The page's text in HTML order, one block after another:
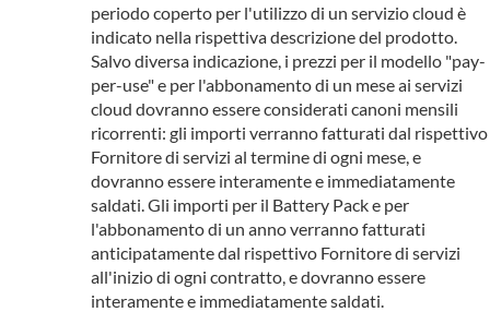
periodo coperto per l'utilizzo di un servizio cloud è
indicato nella rispettiva descrizione del prodotto.
Salvo diversa indicazione, i prezzi per il modello "pay-
per-use" e per l'abbonamento di un mese ai servizi
cloud dovranno essere considerati canoni mensili
ricorrenti: gli importi verranno fatturati dal rispettivo
Fornitore di servizi al termine di ogni mese, e
dovranno essere interamente e immediatamente
saldati. Gli importi per il Battery Pack e per
l'abbonamento di un anno verranno fatturati
anticipatamente dal rispettivo Fornitore di servizi
all'inizio di ogni contratto, e dovranno essere
interamente e immediatamente saldati.